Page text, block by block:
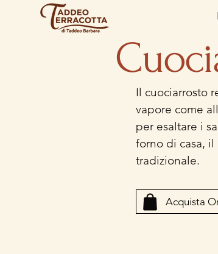
Il cuociarrosto
vapore come
per esaltare i
forno di casa,
tradizionale.
Acquista